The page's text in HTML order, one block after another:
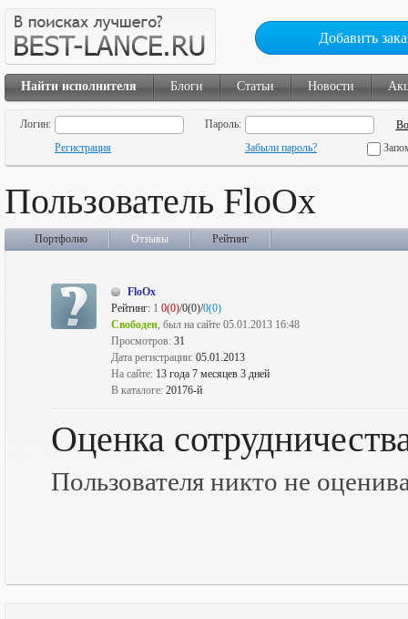
Добавить
Найти исполнителя Блоги Статьи Новости
Логин:
Пароль:
Регистрация
Забыли пароль?
Пользователь FloOx
Портфолио Отзывы Рейтинг
FloOx
Рейтинг: 1 0(0)/0(0)/0(0)
Свободен, был на сайте 05.01.2013 16:48
Просмотров: 31
Дата регистрации: 05.01.2013
На сайте: 13 года 7 месяцев 3 дней
В каталоге: 20176-й
Оценка
Пользователя никто не